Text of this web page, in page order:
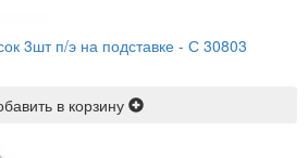
3шт п/э на подставке - С 30803
в корзину